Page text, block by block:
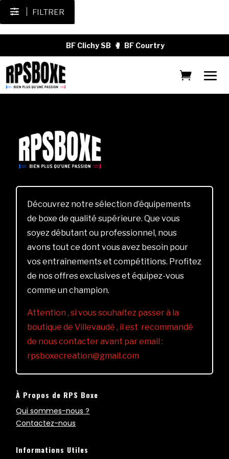
FILTRER
BF Clichy SB 🥊 BF Courtry
Découvrez notre sélection d’équipements
de boxe de qualité supérieure. Que vous
soyez débutant ou professionnel, nous
avons tout ce dont vous avez besoin pour
vos entraînements et compétitions. Profitez
de nos offres exclusives et équipez-vous
comme un champion.
Attention , si vous souhaitez passer à la
boutique de Villevaudé , il est recommandé
de nous contacter avant par email :
rpsboxecreation@gmail.com
À Propos de RPS Boxe
Qui sommes-nous ?
Contactez-nous
Informations Utiles